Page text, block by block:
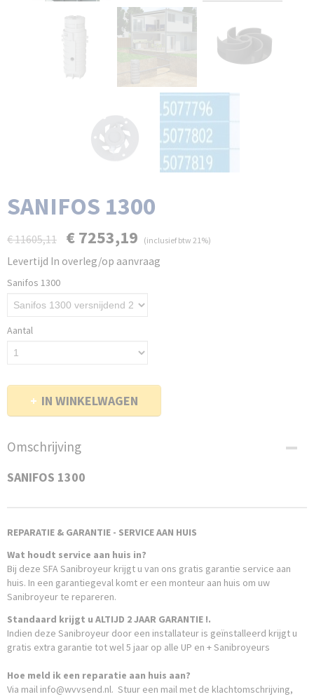
SANIFOS 1300
€ 11605,11 € 7253,19 (inclusief btw 21%)
Levertijd In overleg/op aanvraag
Sanifos 1300
Aantal
IN WINKELWAGEN
Omschrijving
SANIFOS 1300
REPARATIE & GARANTIE - SERVICE AAN HUIS
Wat houdt service aan huis in?
Bij deze SFA Sanibroyeur krijgt u van ons gratis garantie service aan
huis. In een garantiegeval komt er een monteur aan huis om uw
Sanibroyeur te repareren.
Standaard krijgt u ALTIJD 2 JAAR GARANTIE !.
Indien deze Sanibroyeur door een installateur is geïnstalleerd krijgt u
gratis extra garantie tot wel 5 jaar op alle UP en + Sanibroyeurs
Hoe meld ik een reparatie aan huis aan?
Via mail info@wvvsend.nl. Stuur een mail met de klachtomschrijving,